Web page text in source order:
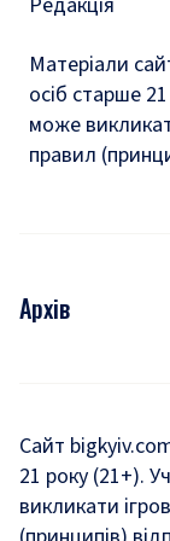
Матеріали
осіб старше
може
правил
Архів
Комуналка
Хроніки війни
Сайт
21 року (21+).
викликати